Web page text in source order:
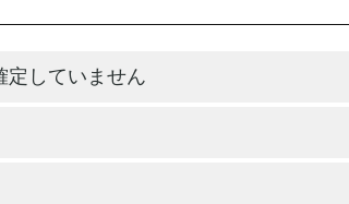
定していません